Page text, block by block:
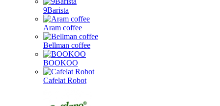
9Barista
Aram coffee
Bellman coffee
BOOKOO
Cafelat Robot